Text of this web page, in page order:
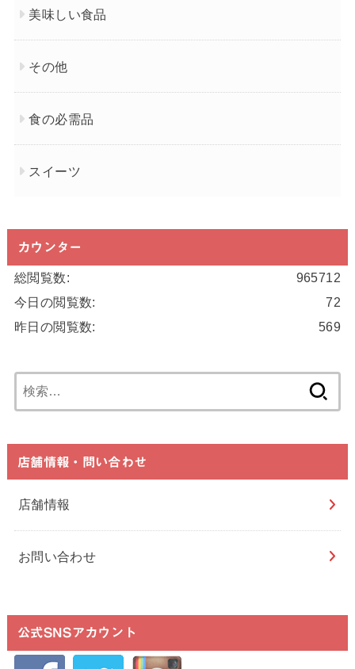
美味しい食品
その他
食の必需品
スイーツ
カウンター
965712
総閲覧数:
72
今日の閲覧数:
569
昨日の閲覧数:
索:
店舗情報・問い合わせ
店舗情報
お問い合わせ
公式SNSアカウント